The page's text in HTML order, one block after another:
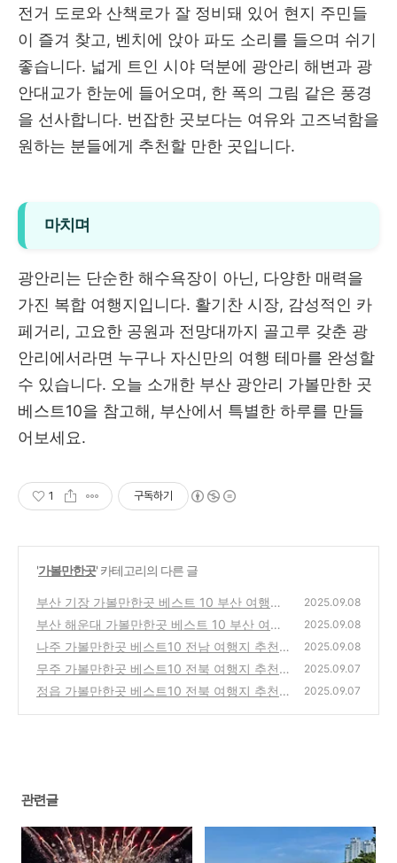
전거 도로와 산책로가 잘 정비돼 있어 현지 주민들
이 즐겨 찾고, 벤치에 앉아 파도 소리를 들으며 쉬기
좋습니다. 넓게 트인 시야 덕분에 광안리 해변과 광
안대교가 한눈에 들어오며, 한 폭의 그림 같은 풍경
을 선사합니다. 번잡한 곳보다는 여유와 고즈넉함을
원하는 분들에게 추천할 만한 곳입니다.
마치며
광안리는 단순한 해수욕장이 아닌, 다양한 매력을
가진 복합 여행지입니다. 활기찬 시장, 감성적인 카
페거리, 고요한 공원과 전망대까지 골고루 갖춘 광
안리에서라면 누구나 자신만의 여행 테마를 완성할
수 있습니다. 오늘 소개한 부산 광안리 가볼만한 곳
베스트10을 참고해, 부산에서 특별한 하루를 만들
어보세요.
1 구독하기
'가볼만한곳' 카테고리의 다른 글
부산 기장 가볼만한곳 베스트 10 부산 여행지
추천
(2)
2025.09.08
부산 해운대 가볼만한곳 베스트 10 부산 여행
지 추천
(3)
2025.09.08
나주 가볼만한곳 베스트10 전남 여행지 추천
(0)
2025.09.08
무주 가볼만한곳 베스트10 전북 여행지 추천
(1)
2025.09.07
정읍 가볼만한곳 베스트10 전북 여행지 추천 2025.09.07
관련글